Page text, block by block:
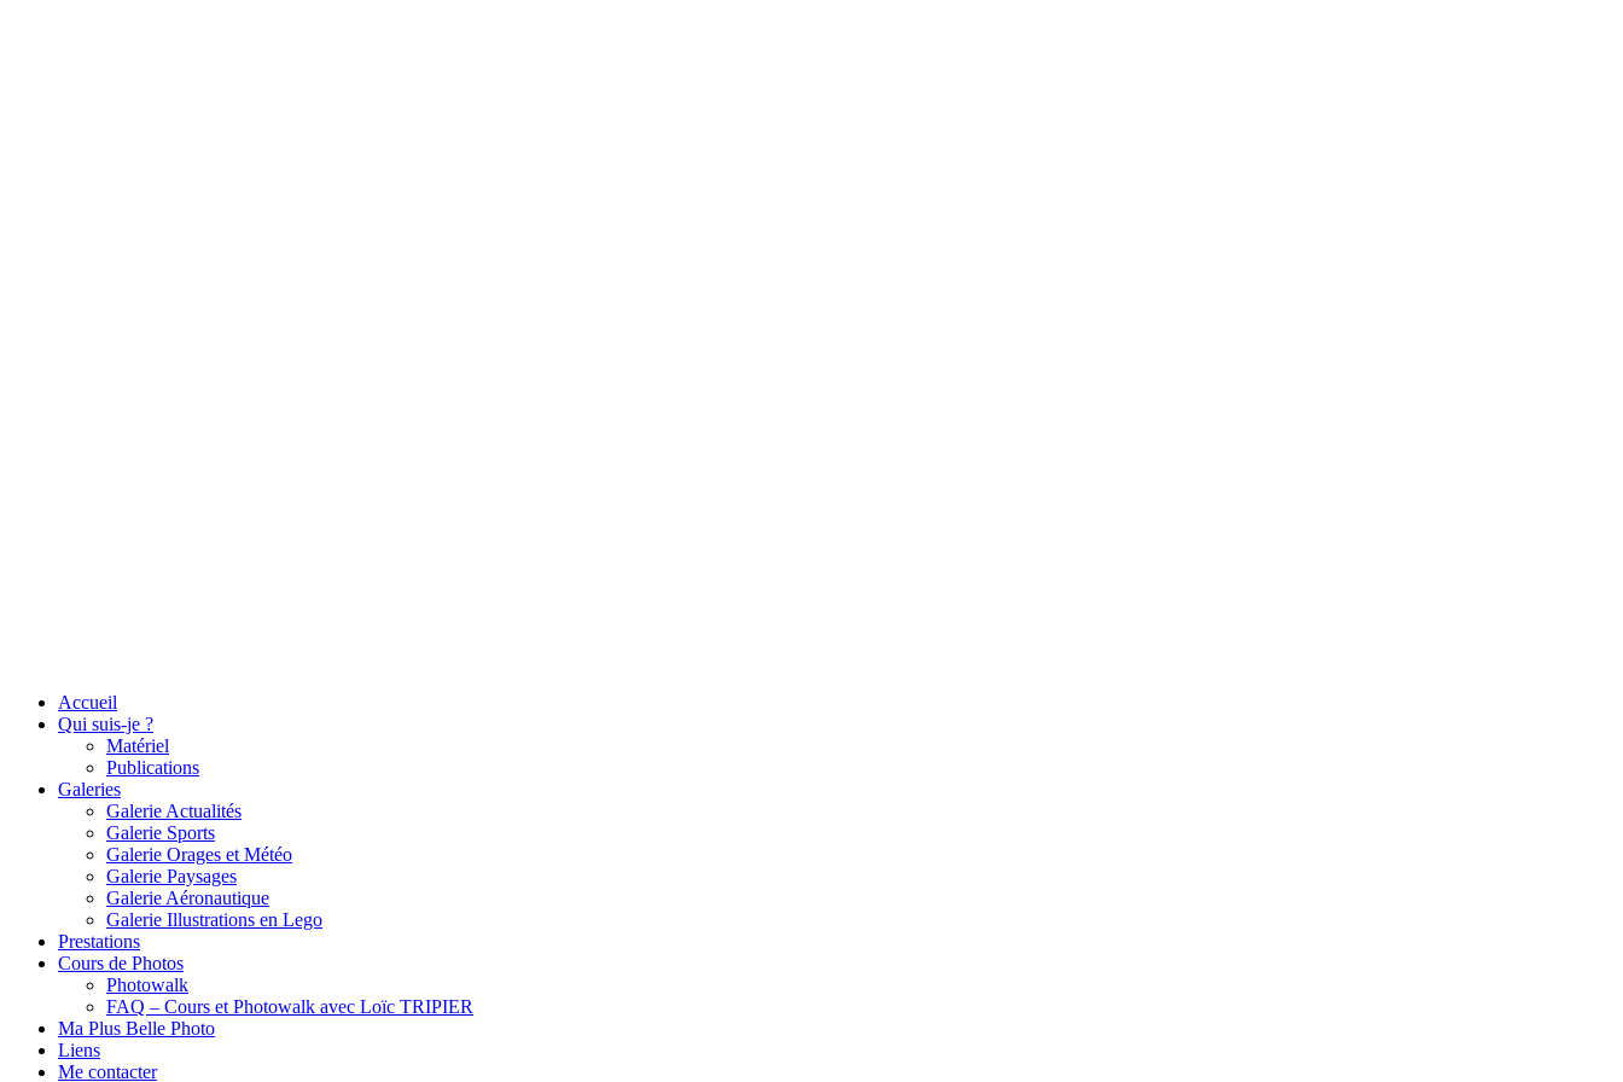
Accueil
Qui suis-je ?
Matériel
Publications
Galeries
Galerie Actualités
Galerie Sports
Galerie Orages et Météo
Galerie Paysages
Galerie Aéronautique
Galerie Illustrations en Lego
Prestations
Cours de Photos
Photowalk
FAQ – Cours et Photowalk avec Loïc TRIPIER
Ma Plus Belle Photo
Liens
Me contacter